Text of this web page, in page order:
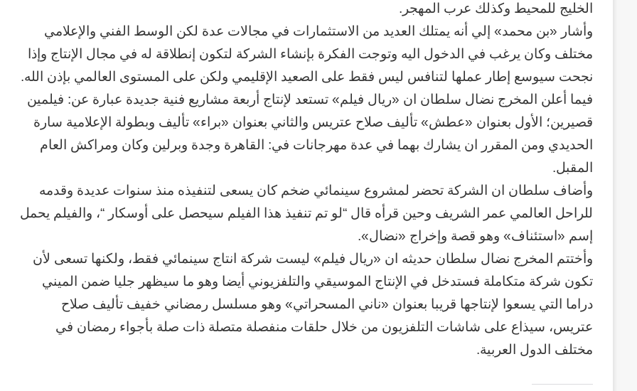
الخليج للمحيط وكذلك عرب المهجر.
وأشار «بن محمد» إلي أنه يمتلك العديد من الاستثمارات في مجالات عدة لكن الوسط الفني والإعلامي
مختلف وكان يرغب في الدخول اليه وتوجت الفكرة بإنشاء الشركة لتكون إنطلاقة له في مجال الإنتاج وإذا
نجحت سيوسع إطار عملها لتنافس ليس فقط على الصعيد الإقليمي ولكن على المستوى العالمي بإذن الله.
فيما أعلن المخرج نضال سلطان ان «ريال فيلم» تستعد لإنتاج أربعة مشاريع فنية جديدة عبارة عن: فيلمين
قصيرين؛ الأول بعنوان «عطش» تأليف صلاح عتريس والثاني بعنوان «براء» تأليف وبطولة الإعلامية سارة
الحديدي ومن المقرر ان يشارك بهما في عدة مهرجانات في: القاهرة وجدة وبرلين وكان ومراكش العام
المقبل.
وأضاف سلطان ان الشركة تحضر لمشروع سينمائي ضخم كان يسعى لتنفيذه منذ سنوات عديدة وقدمه
للراحل العالمي عمر الشريف وحين قرأه قال “لو تم تنفيذ هذا الفيلم سيحصل على أوسكار “، والفيلم يحمل
إسم «استئناف» وهو قصة وإخراج «نضال».
وأختتم المخرج نضال سلطان حديثه ان «ريال فيلم» ليست شركة انتاج سينمائي فقط، ولكنها تسعى لأن
تكون شركة متكاملة فستدخل في الإنتاج الموسيقي والتلفزيوني أيضا وهو ما سيظهر جليا ضمن الميني
دراما التي يسعوا لإنتاجها قريبا بعنوان «ناني المسحراتي» وهو مسلسل رمضاني خفيف تأليف صلاح
عتريس، سيذاع على شاشات التلفزيون من خلال حلقات منفصلة متصلة ذات صلة بأجواء رمضان في
مختلف الدول العربية.